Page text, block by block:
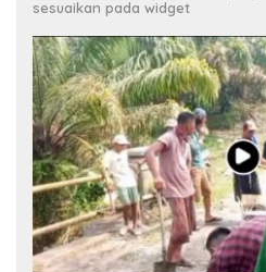
sesuaikan pada widget